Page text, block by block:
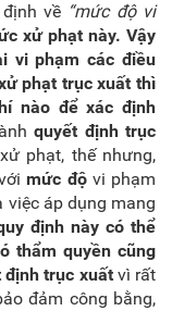
về “mức độ vi
xử phạt này. Vậy
vi phạm các điều
phạt trục xuất thì
nào để xác định
quyết định trục
phạt, thế nhưng,
mức độ vi phạm
việc áp dụng mang
định này có thể
thẩm quyền cũng
định trục xuất vì rất
đảm công bằng,